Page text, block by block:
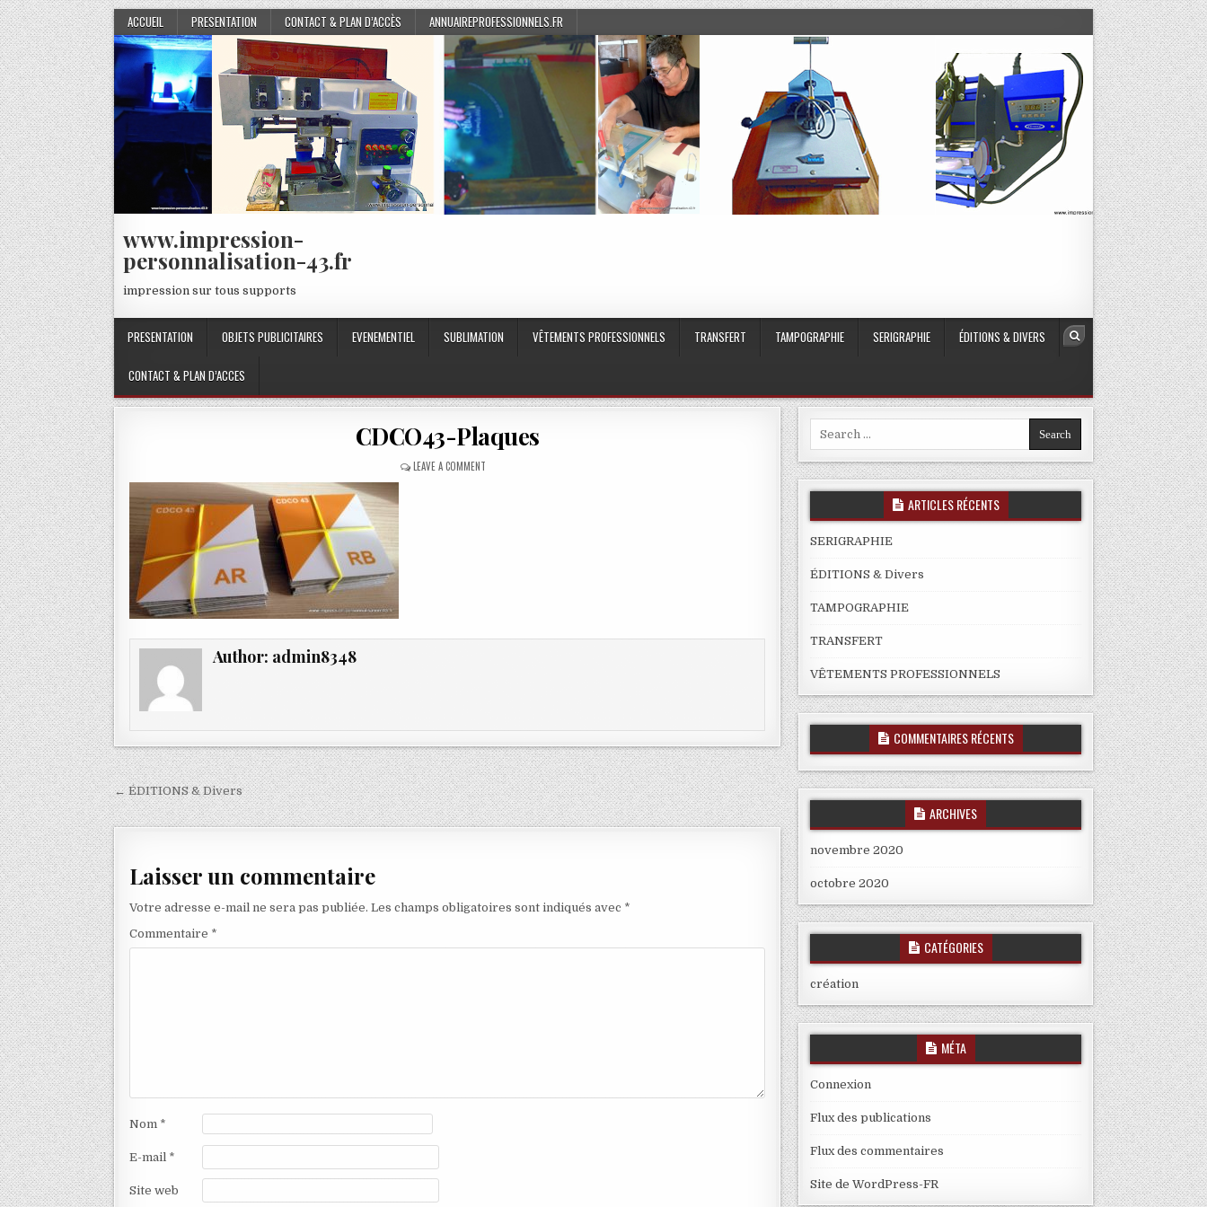
Skip
to
content
ACCUEIL PRESENTATION CONTACT & PLAN D’ACCÈS ANNUAIREPROFESSIONNELS.FR
www.impression-
personnalisation-43.fr
impression sur tous supports
PRESENTATION OBJETS PUBLICITAIRES EVENEMENTIEL SUBLIMATION VÊTEMENTS PROFESSIONNELS TRANSFERT TAMPOGRAPHIE SERIGRAPHIE ÉDITIONS & DIVERS
CONTACT & PLAN D’ACCES
Search
CDCO43-Plaques
LEAVE A COMMENTON
Author: admin8348
Navigation
de
l’article
← ÉDITIONS & Divers
Laisser un commentaire
Votre adresse e-mail ne sera pas publiée. Les champs obligatoires sont indiqués avec *
Commentaire *
Nom *
E-mail *
Site web
ARTICLES RÉCENTS
SERIGRAPHIE
ÉDITIONS & Divers
TAMPOGRAPHIE
TRANSFERT
VÊTEMENTS PROFESSIONNELS
COMMENTAIRES RÉCENTS
ARCHIVES
novembre 2020
octobre 2020
CATÉGORIES
création
MÉTA
Connexion
Flux des publications
Flux des commentaires
Site de WordPress-FR